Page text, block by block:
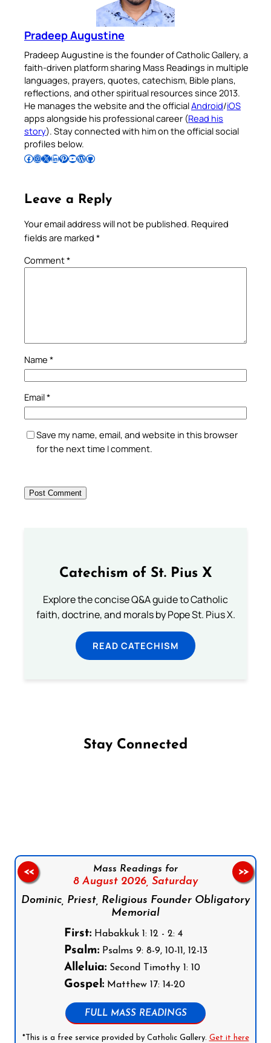
Pradeep Augustine
Pradeep Augustine is the founder of Catholic Gallery, a
faith-driven platform sharing Mass Readings in multiple
languages, prayers, quotes, catechism, Bible plans,
reflections, and other spiritual resources since 2013.
He manages the website and the officialAndroid/iOS
apps alongside his professional career (Read his
story). Stay connected with him on the official social
profiles below.
Follow Pradeep on Facebook Follow Pradeep on InstagramFollow Pradeep on X Follow Pradeep on LinkedIn Follow Pradeep on Pinterest Subscribe to Pradeep’s Youtube Channel Follow Pradeep on WordPress Follow Pradeep on GitHub
Leave a Reply
Your email address will not be published. Required
fields are marked *
Comment*
Name *
Email*
Save my name, email, and website in this browser
for the next time I comment.
Catechism of St. Pius X
Explore the concise Q&A guide to Catholic
faith, doctrine, and morals by Pope St. Pius X.
READ CATECHISM
Stay Connected
Mass Readings for
8 August 2026, Saturday
Dominic, Priest, Religious Founder Obligatory
Memorial
First:Habakkuk 1: 12 - 2: 4
Psalm:Psalms 9: 8-9, 10-11, 12-13
Alleluia:Second Timothy 1: 10
Gospel:Matthew 17: 14-20
FULL MASS READINGS
*This is a free service provided by Catholic Gallery. Get it here
<< >>